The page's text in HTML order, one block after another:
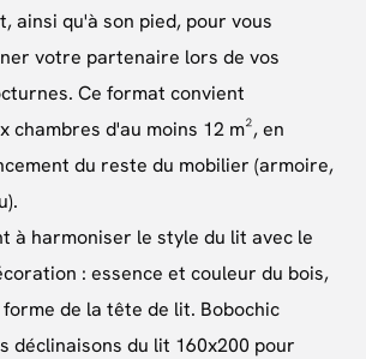
ainsi qu'à son pied, pour vous
votre partenaire lors de vos
Ce format convient
chambres d'au moins 12 m², en
du reste du mobilier (armoire,
à harmoniser le style du lit avec le
: essence et couleur du bois,
de la tête de lit. Bobochic
déclinaisons du lit 160x200 pour